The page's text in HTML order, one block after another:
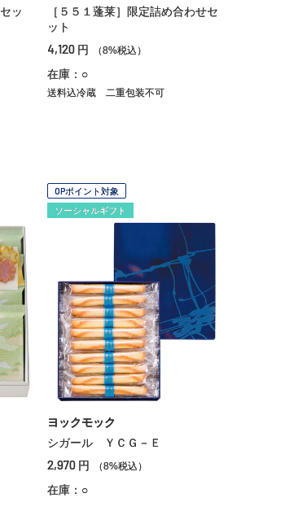
ッ
［５５１蓬莱］限定詰め合わせセ
ット
4,120 円 （8%税込）
在庫：○
送料込冷蔵 二重包装不可
OPポイント対象
ソーシャルギフト
ヨックモック
シガール ＹＣＧ－Ｅ
2,970 円 （8%税込）
在庫：○